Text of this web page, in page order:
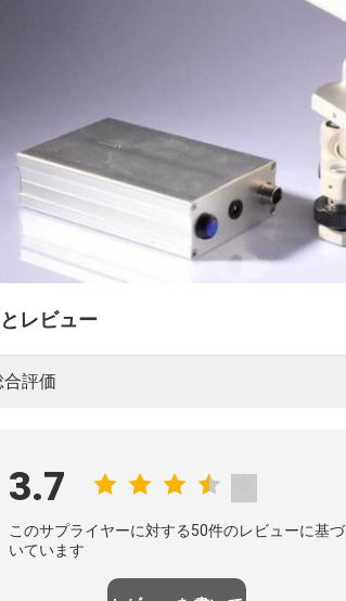
レビュー
合評価
3.7
このサプライヤーに対する50件のレビューに基づ
いています